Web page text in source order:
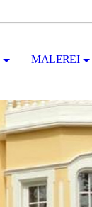
MALEREI